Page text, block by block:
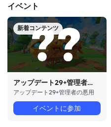
イベント
新着コンテンツ
アップデート29+管理者の悪用
アップデート29+管理者の悪用
イベントに参加